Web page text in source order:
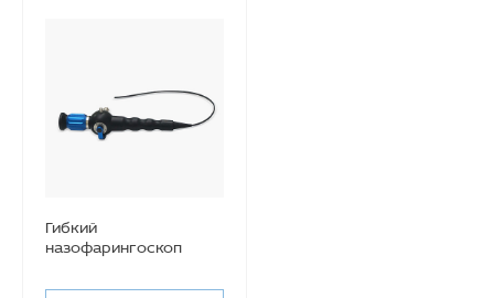
Гибкий
назофарингоскоп
Mahe Medical GmbH
300/2.8